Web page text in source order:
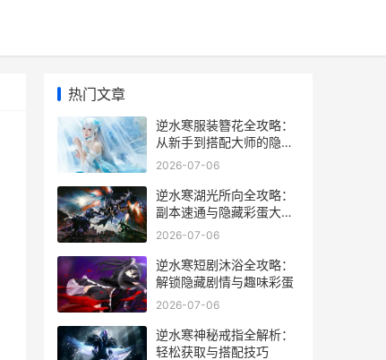
热门文章
逆水寒服装簪花全攻略：
从新手到搭配大师的隐藏
技巧
2026-07-06
逆水寒湖光所向全攻略：
副本速通与隐藏彩蛋大揭
秘
2026-07-06
逆水寒短剧沐浴全攻略：
解锁隐藏剧情与趣味彩蛋
2026-07-06
逆水寒神秘戒指全解析：
轻松获取与搭配技巧